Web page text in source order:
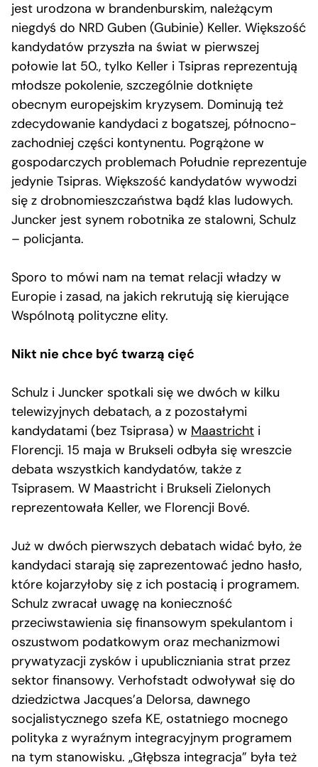
jest urodzona w brandenburskim, należącym
niegdyś do NRD Guben (Gubinie) Keller. Większość
kandydatów przyszła na świat w pierwszej
połowie lat 50., tylko Keller i Tsipras reprezentują
młodsze pokolenie, szczególnie dotknięte
obecnym europejskim kryzysem. Dominują też
zdecydowanie kandydaci z bogatszej, północno-
zachodniej części kontynentu. Pogrążone w
gospodarczych problemach Południe reprezentuje
jedynie Tsipras. Większość kandydatów wywodzi
się z drobnomieszczaństwa bądź klas ludowych.
Juncker jest synem robotnika ze stalowni, Schulz
– policjanta.
Sporo to mówi nam na temat relacji władzy w
Europie i zasad, na jakich rekrutują się kierujące
Wspólnotą polityczne elity.
Nikt nie chce być twarzą cięć
Schulz i Juncker spotkali się we dwóch w kilku
telewizyjnych debatach, a z pozostałymi
kandydatami (bez Tsiprasa) w Maastricht i
Florencji. 15 maja w Brukseli odbyła się wreszcie
debata wszystkich kandydatów, także z
Tsiprasem. W Maastricht i Brukseli Zielonych
reprezentowała Keller, we Florencji Bové.
Już w dwóch pierwszych debatach widać było, że
kandydaci starają się zaprezentować jedno hasło,
które kojarzyłoby się z ich postacią i programem.
Schulz zwracał uwagę na konieczność
przeciwstawienia się finansowym spekulantom i
oszustwom podatkowym oraz mechanizmowi
prywatyzacji zysków i upubliczniania strat przez
sektor finansowy. Verhofstadt odwoływał się do
dziedzictwa Jacques’a Delorsa, dawnego
socjalistycznego szefa KE, ostatniego mocnego
polityka z wyraźnym integracyjnym programem
na tym stanowisku. „Głębsza integracja” była też